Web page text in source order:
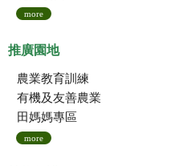
more
推廣園地
農業教育訓練
有機及友善農業
田媽媽專區
more